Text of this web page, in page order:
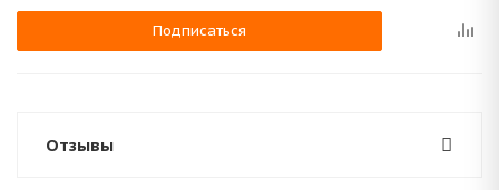
Подписаться
Отзывы